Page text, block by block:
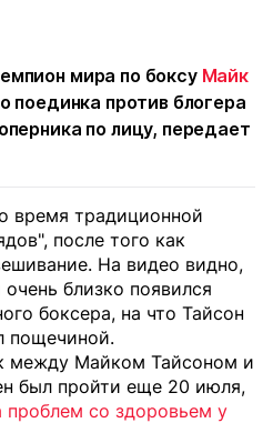
мира по боксу Майк
поединка против блогера
по лицу, передает
время традиционной
после того как
На видео видно,
близко появился
боксера, на что Тайсон
пощечиной.
между Майком Тайсоном и
был пройти еще 20 июля,
проблем со здоровьем у